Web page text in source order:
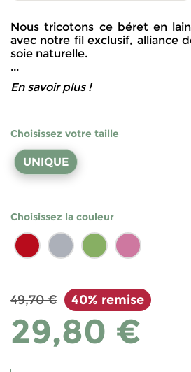
Nous tricotons ce béret en
avec notre fil exclusif, alliance
soie naturelle.
...
En savoir plus !
Choisissez votre taille
UNIQUE
Choisissez la couleur
49,70 € 40% remise
29,80 €